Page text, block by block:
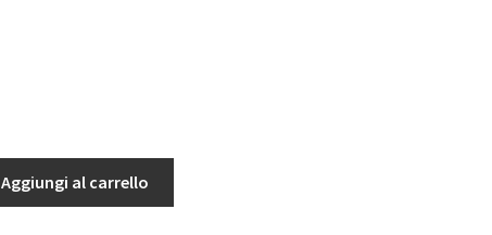
Aggiungi al carrello